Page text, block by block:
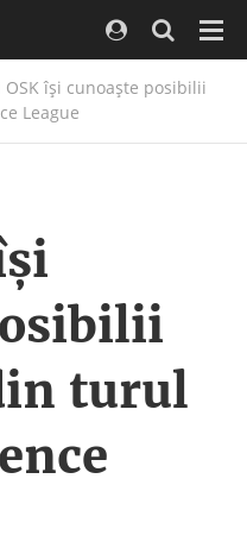
OSK își cunoaște posibilii
League
turul